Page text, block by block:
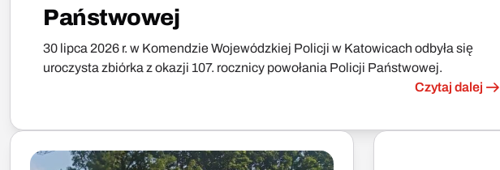
Państwowej
30 lipca 2026 r. w Komendzie Wojewódzkiej Policji w Katowicach odbyła się
uroczysta zbiórka z okazji 107. rocznicy powołania Policji Państwowej.
Czytaj dalej